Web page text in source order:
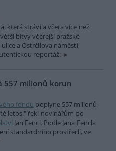
která strávila včera více než
bitvy včerejší pražské
a Ostrčilova náměstí,
reportáž:
557 milionů korun
fondu poplyne 557 milionů
letos," řekl novinářům po
Jan Fencl. Podle Jana Fencla
standardního prostředí, ve